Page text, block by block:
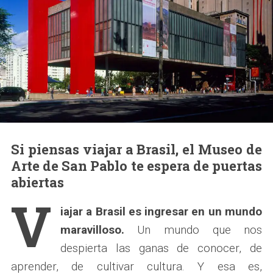
Si piensas viajar a Brasil, el Museo de
Arte de San Pablo te espera de puertas
abiertas
V
iajar a Brasil es ingresar en un mundo
maravilloso. Un mundo que nos
despierta las ganas de conocer, de
aprender, de cultivar cultura. Y esa es,